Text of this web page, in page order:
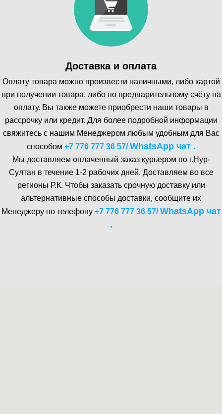
Доставка и оплата
Оплату товара можно произвести наличными, либо картой
при получении товара, либо по предварительному счёту на
оплату. Вы также можете приобрести наши товары в
рассрочку или кредит. Для более подробной информации
свяжитесь с нашим Менеджером любым удобным для Вас
способом +7 776 777 36 57/WhatsA pp чат .
Мы доставляем оплаченный заказ курьером по г.Нур-
Cултан в течение 1-2 рабочих дней. Доставляем во все
регионы Р.К. Чтобы заказать срочную доставку или
альтернативные способы доставки, сообщите их
Менеджеру по телефону +7 776 777 36 57/WhatsA pp чат
.